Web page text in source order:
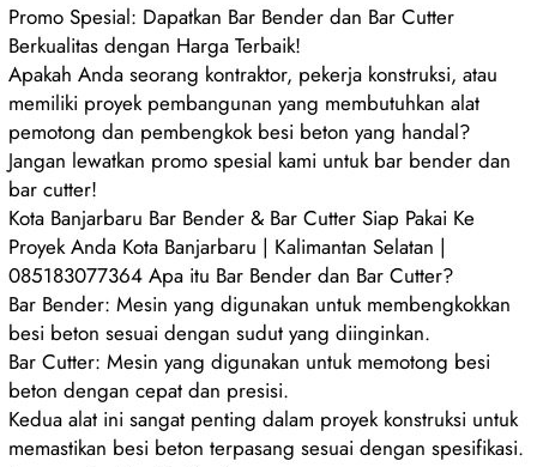
Promo Spesial: Dapatkan Bar Bender dan Bar Cutter
Berkualitas dengan Harga Terbaik!
Apakah Anda seorang kontraktor, pekerja konstruksi, atau
memiliki proyek pembangunan yang membutuhkan alat
pemotong dan pembengkok besi beton yang handal?
Jangan lewatkan promo spesial kami untuk bar bender dan
bar cutter!
Kota Banjarbaru Bar Bender & Bar Cutter Siap Pakai Ke
Proyek Anda Kota Banjarbaru | Kalimantan Selatan |
085183077364 Apa itu Bar Bender dan Bar Cutter?
Bar Bender: Mesin yang digunakan untuk membengkokkan
besi beton sesuai dengan sudut yang diinginkan.
Bar Cutter: Mesin yang digunakan untuk memotong besi
beton dengan cepat dan presisi.
Kedua alat ini sangat penting dalam proyek konstruksi untuk
memastikan besi beton terpasang sesuai dengan spesifikasi.